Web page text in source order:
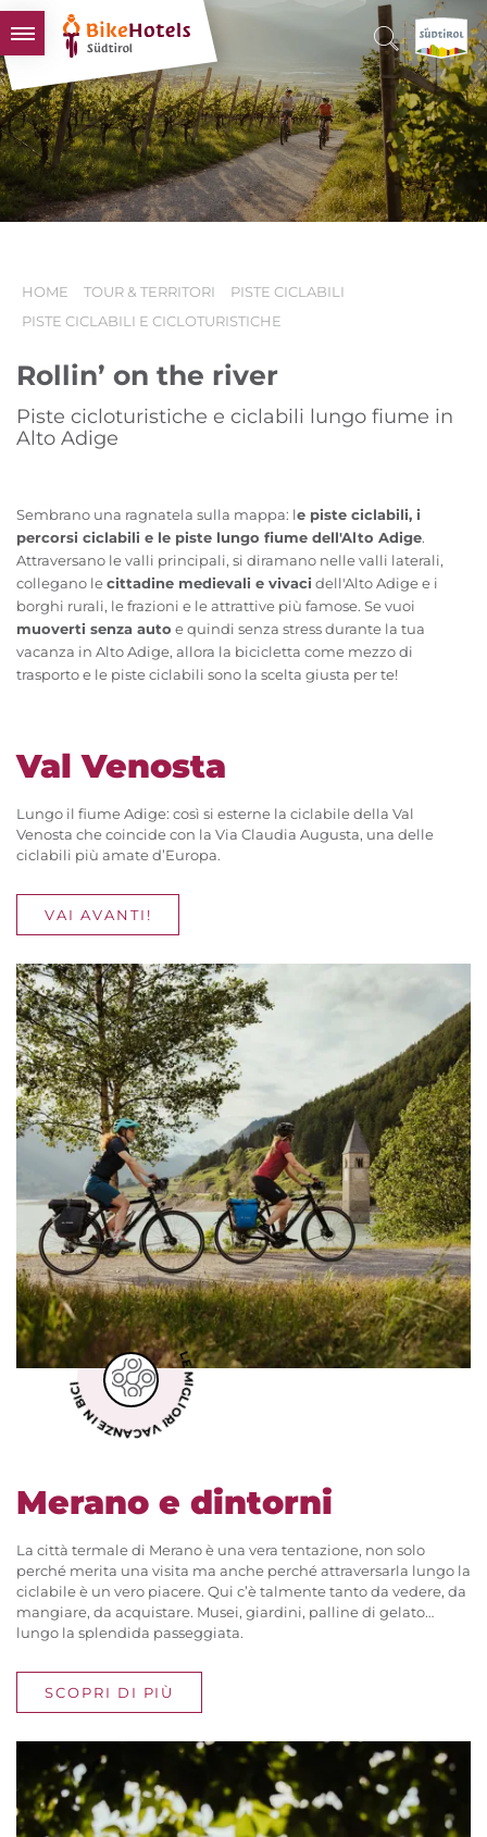
BIKEHOTELS
HOTELS & PACCHETTI
TOUR & TERRITORI
L'ALTO ADIGE & NOI
HOME TOUR & TERRITORI
PISTE CICLABILI
PISTE CICLABILI E CICLOTURISTICHE
Rollin’ on the river
Piste cicloturistiche e ciclabili lungo fiume in
Alto Adige
Sembrano una ragnatela sulla mappa: le piste ciclabili, i
percorsi ciclabili e le piste lungo fiume dell'Alto Adige.
Attraversano le valli principali, si diramano nelle valli laterali,
collegano lecittadine medievali e vivaci dell'Alto Adige e i
borghi rurali, le frazioni e le attrattive più famose. Se vuoi
muoverti senza auto e quindi senza stress durante la tua
vacanza in Alto Adige, allora la bicicletta come mezzo di
trasporto e le piste ciclabili sono la scelta giusta per te!
Val Venosta
Lungo il fiume Adige: così si esterne la ciclabile della Val
Venosta che coincide con la Via Claudia Augusta, una delle
ciclabili più amate d’Europa.
VAI AVANTI!
LE MIGLIORI VACANZE IN BICI
Merano e dintorni
La città termale di Merano è una vera tentazione, non solo
perché merita una visita ma anche perché attraversarla lungo la
ciclabile è un vero piacere. Qui c’è talmente tanto da vedere, da
mangiare, da acquistare. Musei, giardini, palline di gelato…
lungo la splendida passeggiata.
SCOPRI DI PIÙ